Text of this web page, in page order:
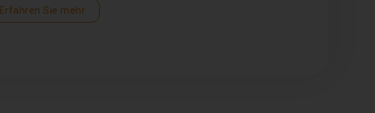
Erfahren Sie mehr